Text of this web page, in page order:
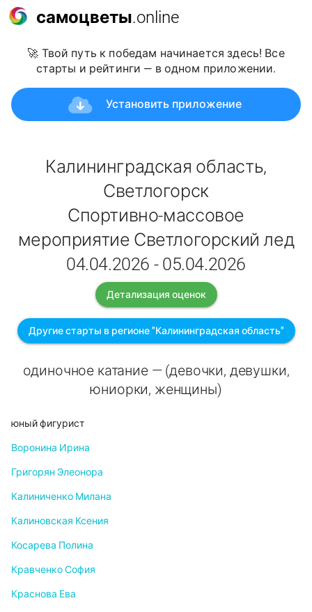
самоцветы.online
🚀 Твой путь к победам начинается здесь! Все
старты и рейтинги — в одном приложении.
Установить приложение
Калининградская область,
Светлогорск
Спортивно-массовое
мероприятие Светлогорский лед
04.04.2026 - 05.04.2026
Детализация оценок
Другие старты в регионе "Калининградская область"
одиночное катание — (девочки, девушки,
юниорки, женщины)
юный фигурист
Воронина Ирина
Григорян Элеонора
Калиниченко Милана
Калиновская Ксения
Косарева Полина
Кравченко София
Краснова Ева